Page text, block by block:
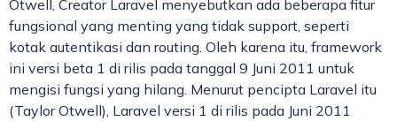
Otwell, Creator Laravel menyebutkan ada beberapa fitur
fungsional yang menting yang tidak support, seperti
kotak autentikasi dan routing. Oleh karena itu, framework
ini versi beta 1 di rilis pada tanggal 9 Juni 2011 untuk
mengisi fungsi yang hilang. Menurut pencipta Laravel itu
(Taylor Otwell), Laravel versi 1 di rilis pada Juni 2011